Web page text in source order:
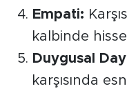
Empati:
kalbinde
Duygusal
karşısında
KADIN